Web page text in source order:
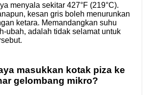
menyala sekitar 427°F (219°C).
kesan gris boleh menurunkan
ketara. Memandangkan suhu
ubah, adalah tidak selamat untuk
masukkan kotak piza ke
gelombang mikro?